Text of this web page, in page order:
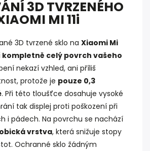
3D TVRZENÉHO
MI 11i
3D tvrzené sklo na Xiaomi Mi
celý povrch vašeho
nekazí vzhled, ani příliš
protože je pouze 0,3
. Při této tloušťce dosahuje vysoké
tak displej proti poškození při
i pádech. Na povrchu se nachází
vrstva, která snižuje stopy
Ochranné sklo žádným